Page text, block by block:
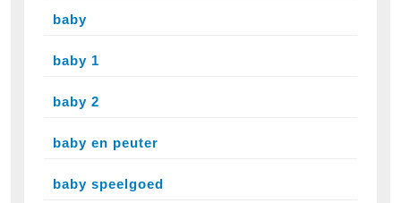
baby
baby 1
baby 2
baby en peuter
baby speelgoed